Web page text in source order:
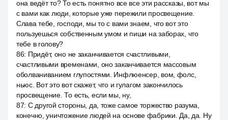
она ведёт то? То есть понятно все все эти рассказы, вот мы
с вами как люди, которые уже пережили просвещение.
Слава тебе, господи, мы то с вами знаем, что вот это
пользуешься собственным умом и пиши на заборах, что
тебе в голову?
86: Придёт, оно не заканчивается счастливыми,
счастливыми временами, оно заканчивается массовым
оболваниванием глупостями. Инфлюенсер, вом, фолс,
ньюс. Вот это вот скажет, что и гулагом закончилось
просвещение. То есть, если мы, ну,
87: С другой стороны, да, тоже самое торжество разума,
конечно, уничтожение людей на основе фабрики. Да, да. Ну